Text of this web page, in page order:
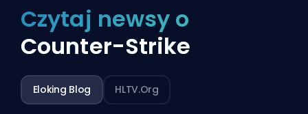
Czytaj newsy o
Counter-Strike
Eloking Blog HLTV.org